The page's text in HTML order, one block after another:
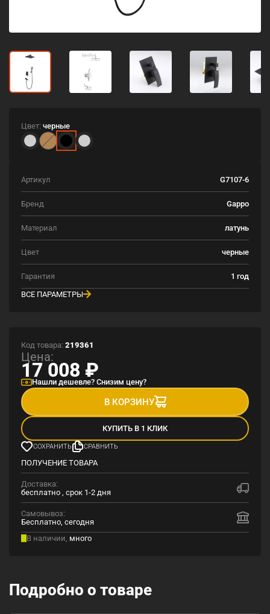
Цвет: черные
Артикул G7107-6
Бренд Gappo
Материал латунь
Цвет черные
Гарантия
1 год
ВСЕ ПАРАМЕТРЫ
Код товара: 219361
Цена:
17 008 ₽
Нашли дешевле? Снизим цену?
В КОРЗИНУ
КУПИТЬ В 1 КЛИК
СОХРАНИТЬ СРАВНИТЬ
ПОЛУЧЕНИЕ ТОВАРА
Доставка:
бесплатно , срок 1-2 дня
Самовывоз:
Бесплатно, сегодня
В наличии, много
Подробно о товаре